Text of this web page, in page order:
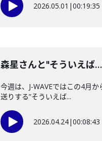
2026.05.01 |00:19:35
森星さんと"そういえば
今週は、J-WAVEではこの4月
送りする”そういえば...
2026.04.24|00:08:43